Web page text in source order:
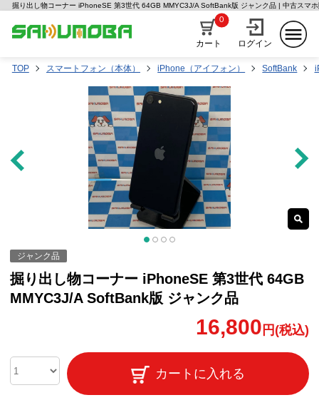
掘り出し物コーナー iPhoneSE 第3世代 64GB MMYC3J/A SoftBank版 ジャンク品 | 中古スマ
カート
0
ログイン
TOP スマートフォン（本体） iPhone（アイフォン） SoftBank
ジャンク品
掘り出し物コーナー iPhoneSE 第3世代 64GB
MMYC3J/A SoftBank版 ジャンク品
16,800 円(税込)
カートに入れる